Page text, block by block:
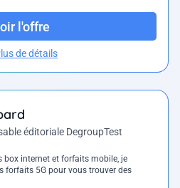
l'offre
de détails
éditoriale DegroupTest
box internet et forfaits mobile, je
forfaits 5G pour vous trouver des